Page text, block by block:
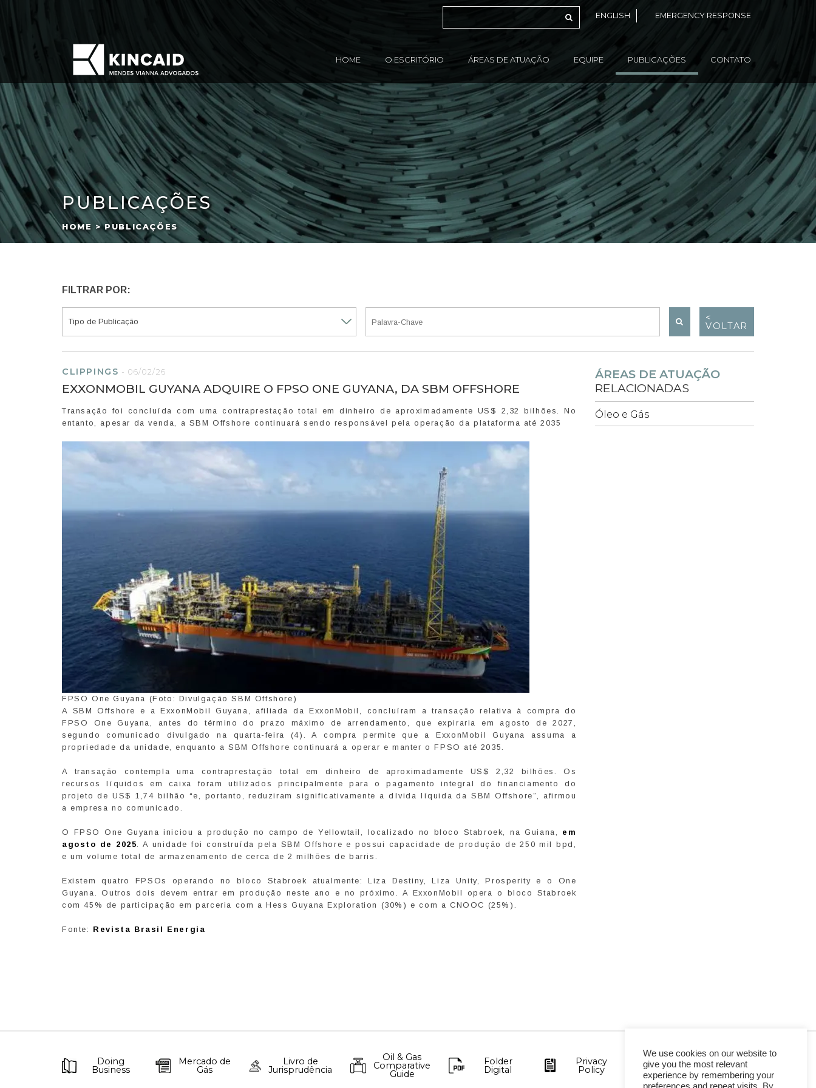
ENGLISH EMERGENCY RESPONSE
HOME O ESCRITÓRIO ÁREAS DE ATUAÇÃO EQUIPE PUBLICAÇÕES CONTATO
PUBLICAÇÕES
HOME > PUBLICAÇÕES
FILTRAR POR:
<
VOLTAR
CLIPPINGS -06/02/26
EXXONMOBIL GUYANA ADQUIRE O FPSO ONE GUYANA, DA SBM OFFSHORE
Transação foi concluída com uma contraprestação total em dinheiro de aproximadamente US$ 2,32 bilhões. No
entanto, apesar da venda, a SBM Offshore continuará sendo responsável pela operação da plataforma até 2035
FPSO One Guyana (Foto: Divulgação SBM Offshore)
A SBM Offshore e a ExxonMobil Guyana, afiliada da ExxonMobil, concluíram a transação relativa à compra do
FPSO One Guyana, antes do término do prazo máximo de arrendamento, que expiraria em agosto de 2027,
segundo comunicado divulgado na quarta-feira (4). A compra permite que a ExxonMobil Guyana assuma a
propriedade da unidade, enquanto a SBM Offshore continuará a operar e manter o FPSO até 2035.
A transação contempla uma contraprestação total em dinheiro de aproximadamente US$ 2,32 bilhões. Os
recursos líquidos em caixa foram utilizados principalmente para o pagamento integral do financiamento do
projeto de US$ 1,74 bilhão “e, portanto, reduziram significativamente a dívida líquida da SBM Offshore”, afirmou
a empresa no comunicado.
O FPSO One Guyana iniciou a produção no campo de Yellowtail, localizado no bloco Stabroek, na Guiana, em
agosto de 2025. A unidade foi construída pela SBM Offshore e possui capacidade de produção de 250 mil bpd,
e um volume total de armazenamento de cerca de 2 milhões de barris.
Existem quatro FPSOs operando no bloco Stabroek atualmente: Liza Destiny, Liza Unity, Prosperity e o One
Guyana. Outros dois devem entrar em produção neste ano e no próximo. A ExxonMobil opera o bloco Stabroek
com 45% de participação em parceria com a Hess Guyana Exploration (30%) e com a CNOOC (25%).
Fonte: Revista Brasil Energia
ÁREAS DE ATUAÇÃO
RELACIONADAS
Óleo e Gás
Doing
Business
Mercado de
Gás
Livro de
Jurisprudência
Oil & Gas
Comparative
Guide
Folder
Digital
Privacy
Policy
We use cookies on our website to
give you the most relevant
experience by remembering your